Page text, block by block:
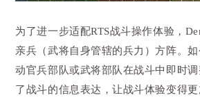
为了进一步适配RTS战斗操作体验，
亲兵（武将自身管辖的兵力）方阵。
动官兵部队或武将部队在战斗中即时
了战斗的信息表达，让战斗体验变得更